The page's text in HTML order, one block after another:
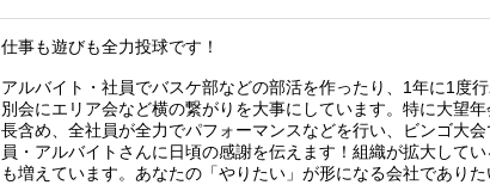
仕事も遊びも全力投球です！
アルバイト・社員でバスケ部などの部活を作ったり、1年に1度
別会にエリア会など横の繋がりを大事にしています。特に大望
長含め、全社員が全力でパフォーマンスなどを行い、ビンゴ大
員・アルバイトさんに日頃の感謝を伝えます！組織が拡大して
も増えています。あなたの「やりたい」が形になる会社であり